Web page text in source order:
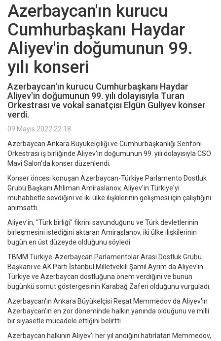
Azerbaycan'ın kurucu
Cumhurbaşkanı Haydar
Aliyev'in doğumunun 99.
yılı konseri
Azerbaycan'ın kurucu Cumhurbaşkanı Haydar
Aliyev'in doğumunun 99. yılı dolayısıyla Turan
Orkestrası ve vokal sanatçısı Elgün Guliyev konser
verdi.
09 Mayıs 2022 22:18
Azerbaycan Ankara Büyükelçiliği ve Cumhurbaşkanlığı Senfoni
Orkestrası iş birliğinde Aliyev'in doğumunun 99. yılı dolayısıyla CSO
Mavi Salon'da konser düzenlendi.
Konser öncesi konuşan Azerbaycan-Türkiye Parlamento Dostluk
Grubu Başkanı Ahliman Amiraslanov, Aliyev'in Türkiye'yi
muhabbetle sevdiğini ve iki ülke ilişkilerinin gelişmesi için çalıştığını
anımsattı.
Aliyev'in, "Türk birliği" fikrini savunduğunu ve Türk devletlerinin
birleşmesini istediğini aktaran Amiraslanov, iki ülke ilişkilerinin
bugün en üst düzeyde olduğunu söyledi.
TBMM Türkiye-Azerbaycan Parlamentolar Arası Dostluk Grubu
Başkanı ve AK Parti İstanbul Milletvekili Şamil Ayrım da Aliyev'in
Türkiye ve Azerbaycan dostluğuna önem verdiğini ve bunun
bugünkü somut göstergesinin Karabağ Zaferi olduğunu vurguladı.
Azerbaycan'ın Ankara Büyükelçisi Reşat Memmedov da Aliyev'in
Azerbaycan'ın en zor döneminde halkın yanında olduğunu ve milli
bir siyasetle mücadele ettiğini belirtti.
Azerbaycan halkının Aliyev'i her yıl andığını hatırlatan Memmedov,